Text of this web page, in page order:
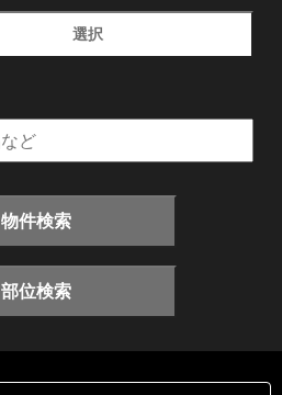
選択
物件検索
部位検索